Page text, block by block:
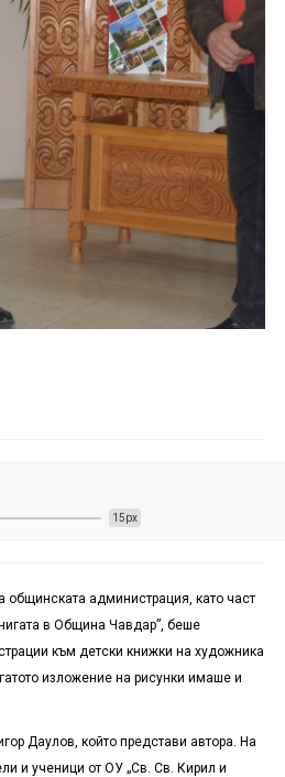
15px
общинската администрация, като част
в Община Чавдар”, беше
към детски книжки на художника
изложение на рисунки имаше и
Даулов, който представи автора. На
и ученици от ОУ „Св. Св. Кирил и